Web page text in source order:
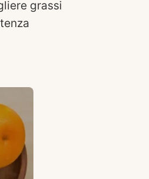
grassi